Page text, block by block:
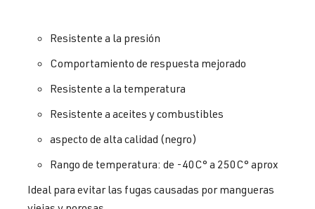
Resistente a la presión
Comportamiento de respuesta mejorado
Resistente a la temperatura
Resistente a aceites y combustibles
aspecto de alta calidad (negro)
Rango de temperatura: de -40C° a 250C° aprox
Ideal para evitar las fugas causadas por mangueras